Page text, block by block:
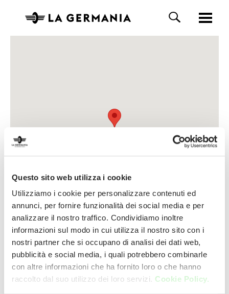
Questo sito web utilizza i cookie
Utilizziamo i cookie per personalizzare contenuti ed
annunci, per fornire funzionalità dei social media e per
analizzare il nostro traffico. Condividiamo inoltre
informazioni sul modo in cui utilizza il nostro sito con i
nostri partner che si occupano di analisi dei dati web,
pubblicità e social media, i quali potrebbero combinarle
con altre informazioni che ha fornito loro o che hanno
raccolto dal suo utilizzo dei loro servizi. Cookie Policy.
Triumph Di Corallo Srl